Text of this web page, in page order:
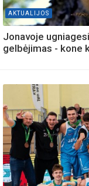
AKTUALIJOS
Jonavoje
gelbėjimas - kone